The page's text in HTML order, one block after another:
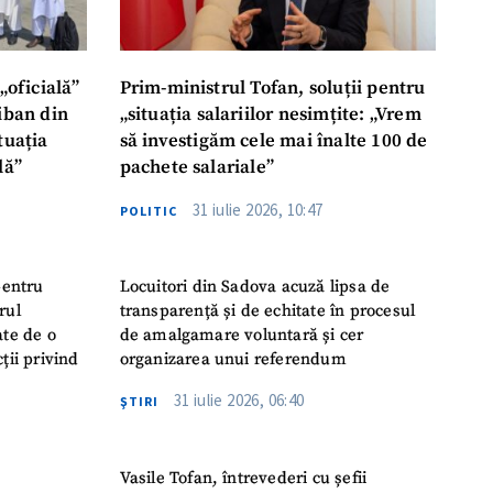
din
de o
privind
Prim-ministrul Tofan, soluții pentru
„situația salariilor nesimțite: „Vrem
să investigăm cele mai înalte 100 de
pachete salariale”
POLITIC 31 iulie 2026, 10:47
Locuitori din Sadova acuză lipsa de
transparență și de echitate în procesul
de amalgamare voluntară și cer
organizarea unui referendum
ŞTIRI 31 iulie 2026, 06:40
Vasile Tofan, întrevederi cu șefii